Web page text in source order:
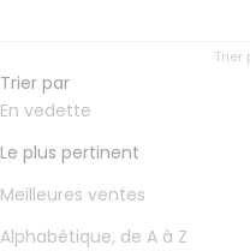
Trier
Trier par
En vedette
Le plus pertinent
Meilleures ventes
Alphabétique, de A à Z